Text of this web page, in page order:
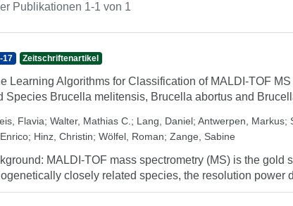
Publikationen 1-1 von 1
17 Zeitschriftenartikel
Learning Algorithms for Classification of MALDI-TOF
Species Brucella melitensis, Brucella abortus and
Flavia; Walter, Mathias C. ; Lang, Daniel; Antwerpen, Markus;
; Hinz, Christin; Wölfel, Roman; Zange, Sabine
MALDI-TOF mass spectrometry (MS) is the gold
closely related species, the resolution power